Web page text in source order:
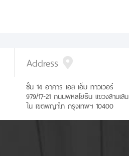
Address
ชั้น 14 อาคาร เอส เอ็ม ทาวเวอร์
979/17-21 ถนนพหลโยธิน แขวงสามเสน
ใน เขตพญาไท กรุงเทพฯ 10400